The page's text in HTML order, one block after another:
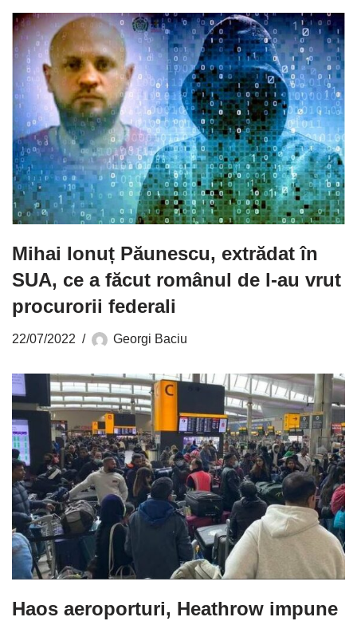
Mihai Ionuț Păunescu, extrădat în
SUA, ce a făcut românul de l-au vrut
procurorii federali
22/07/2022 Georgi Baciu
Haos aeroporturi, Heathrow impune